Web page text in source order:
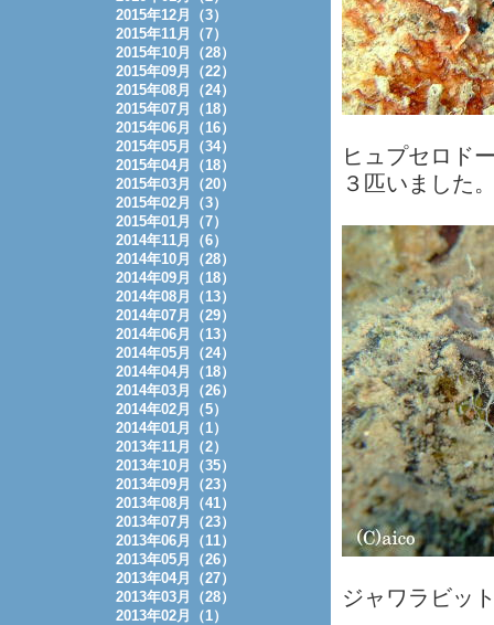
ヒュプセロド
３匹いました
ジャワラビッ
2015年12月（3）
2015年11月（7）
2015年10月（28）
2015年09月（22）
2015年08月（24）
2015年07月（18）
2015年06月（16）
2015年05月（34）
2015年04月（18）
2015年03月（20）
2015年02月（3）
2015年01月（7）
2014年11月（6）
2014年10月（28）
2014年09月（18）
2014年08月（13）
2014年07月（29）
2014年06月（13）
2014年05月（24）
2014年04月（18）
2014年03月（26）
2014年02月（5）
2014年01月（1）
2013年11月（2）
2013年10月（35）
2013年09月（23）
2013年08月（41）
2013年07月（23）
2013年06月（11）
2013年05月（26）
2013年04月（27）
2013年03月（28）
2013年02月（1）